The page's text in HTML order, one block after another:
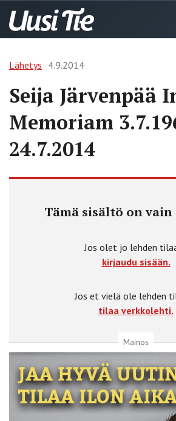
Lähetys 4.9.2014
Seija Järvenpää
Memoriam
24.7.2014
Tämä sisältö on
Jos olet jo lehden
kirjaudu sisään.
Jos et vielä ole lehden
tilaa verkkolehti.
Mainos